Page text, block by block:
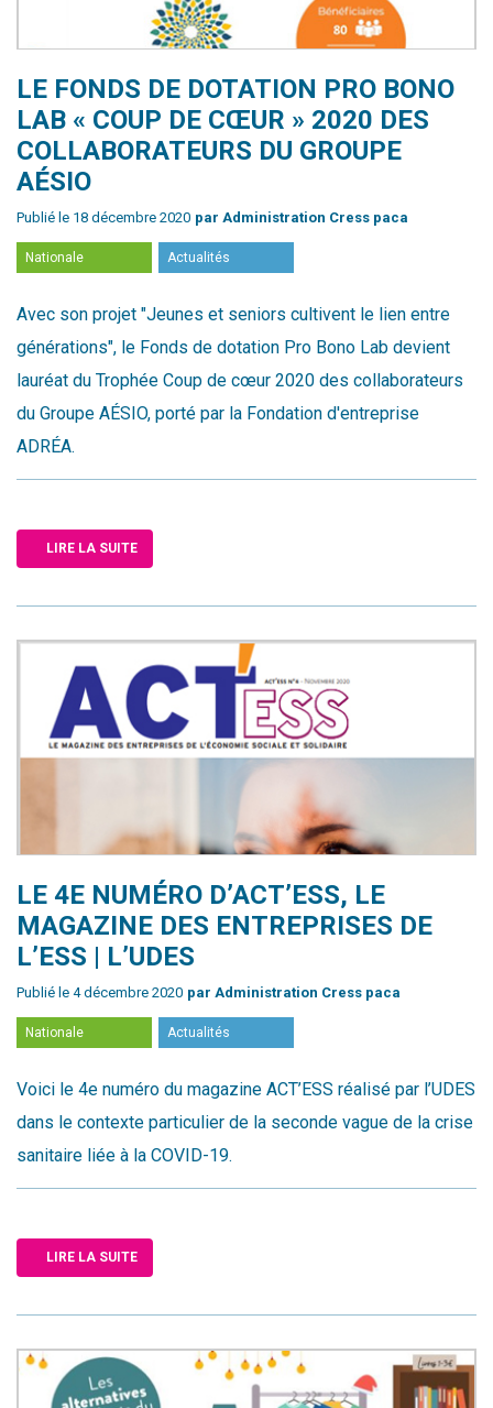
LE FONDS DE DOTATION PRO BONO
LAB « COUP DE CŒUR » 2020 DES
COLLABORATEURS DU GROUPE
AÉSIO
Publié le 18 décembre 2020 par Administration Cress paca
Nationale Actualités
Avec son projet "Jeunes et seniors cultivent le lien entre
générations", le Fonds de dotation Pro Bono Lab devient
lauréat du Trophée Coup de cœur 2020 des collaborateurs
du Groupe AÉSIO, porté par la Fondation d'entreprise
ADRÉA.
LIRE LA SUITE
LE 4E NUMÉRO D’ACT’ESS, LE
MAGAZINE DES ENTREPRISES DE
L’ESS | L’UDES
Publié le 4 décembre 2020 par Administration Cress paca
Nationale Actualités
Voici le 4e numéro du magazine ACT’ESS réalisé par l’UDES
dans le contexte particulier de la seconde vague de la crise
sanitaire liée à la COVID-19.
LIRE LA SUITE